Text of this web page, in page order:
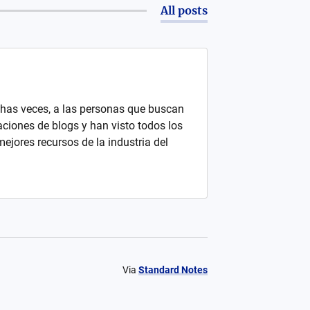
All posts
veces, a las personas que buscan
de blogs y han visto todos los
recursos de la industria del
Via Standard Notes